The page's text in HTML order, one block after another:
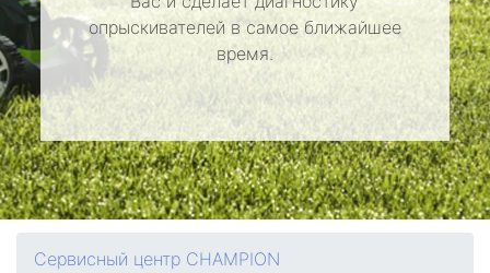
опрыскивателей в самое ближайшее
время.
Сервисный центр CHAMPION